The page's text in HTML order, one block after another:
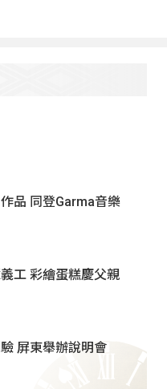
品 同登Garma音樂
工 彩繪蛋糕慶父親
屏東舉辦說明會